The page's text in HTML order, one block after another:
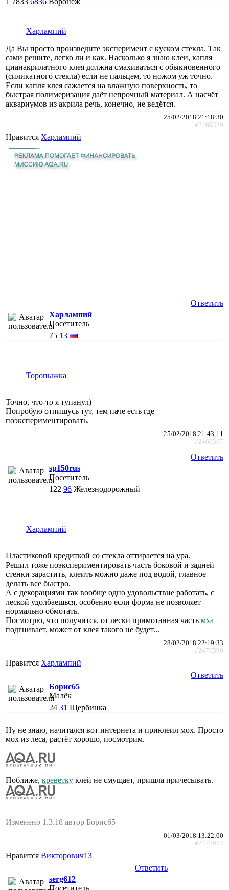
Харлампий
Да Вы просто произведите эксперимент с куском стекла. Так
сами решите, легко ли и как. Насколько я знаю клеи, капля
цианакрилатного клея должна смахиваться с обыкновенного
(силикатного стекла) если не пальцем, то ножом уж точно.
Если капля клея сажается на влажную поверхность, то
быстрая полимеризация даёт непрочный материал. А насчёт
аквариумов из акрила речь, конечно, не ведётся.
25/02/2018 21:18:30
#2469389
Нравится Харлампий
Ответить
Харлампий
Посетитель
75 13
Торопыжка
Точно, что-то я тупанул)
Попробую отпишусь тут, тем паче есть где
поэкспериментировать.
25/02/2018 21:43:11
#2469397
Ответить
sp150rus
Посетитель
122 96 Железнодорожный
Харлампий
Пластиковой кредиткой со стекла оттирается на ура.
Решил тоже поэкспериментировать часть боковой и задней
стенки зарастить, клеить можно даже под водой, главное
делать все быстро.
А с декорациями так вообще одно удовольствие работать, с
леской удолбаешься, особенно если форма не позволяет
нормально обмотать.
Посмотрю, что получится, от лески примотанная часть мха
подгнивает, может от клея такого не будет...
28/02/2018 22:19:33
#2470590
Нравится Харлампий
Ответить
Борис65
Малёк
24 31 Щербинка
Ну не знаю, начитался вот интернета и приклеил мох. Просто
мох из леса, растёт хорошо, посмотрим.
Поближе, креветку клей не смущает, пришла причесывать.
Изменено 1.3.18 автор Борис65
01/03/2018 13:22:00
#2470903
Нравится Викторович13
Ответить
serg612
Посетитель